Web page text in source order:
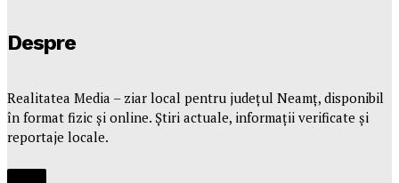
Despre
Realitatea Media – ziar local pentru județul Neamț, disponibil
în format fizic și online. Știri actuale, informații verificate și
reportaje locale.